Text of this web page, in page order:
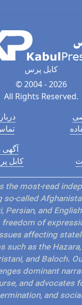
کابل پرس
© 2004 - 2026
All Rights Reserved.
کابل
the most-read
so-called
Persian, and
of
affecting
such as the
and Baloch.
dominant
and advocates
and